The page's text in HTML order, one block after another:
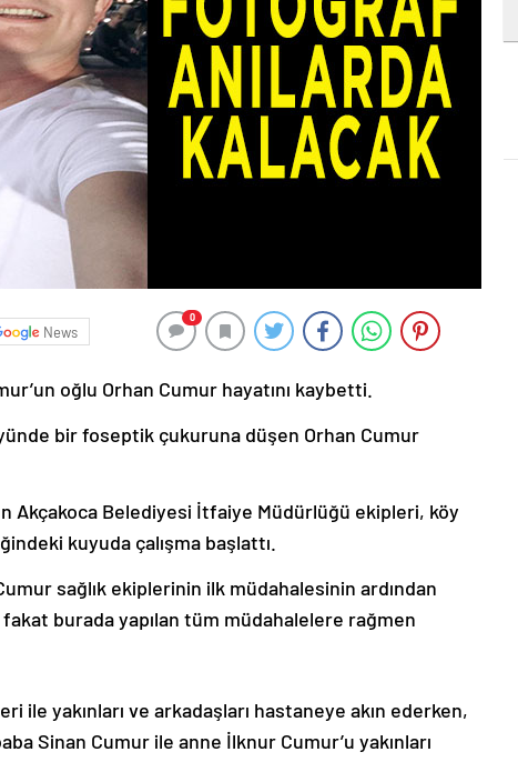
News
0
oğlu Orhan Cumur hayatını kaybetti.
bir foseptik çukuruna düşen Orhan Cumur
Akçakoca Belediyesi İtfaiye Müdürlüğü ekipleri, köy
kuyuda çalışma başlattı.
sağlık ekiplerinin ilk müdahalesinin ardından
fakat burada yapılan tüm müdahalelere rağmen
ile yakınları ve arkadaşları hastaneye akın ederken,
Sinan Cumur ile anne İlknur Cumur’u yakınları